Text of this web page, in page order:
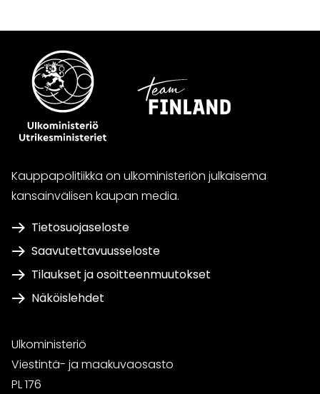
Kauppapolitiikka on ulkoministeriön julkaisema
kansainvälisen kaupan media.
Tietosuojaseloste
Saavutettavuusseloste
Tilaukset ja osoitteenmuutokset
Näköislehdet
Ulkoministeriö
Viestintä- ja maakuvaosasto
PL 176